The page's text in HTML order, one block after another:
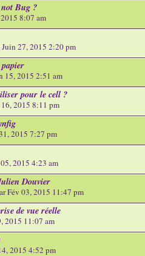
Bug ?
8:07 am
Juin 27, 2015 2:20 pm
15, 2015 2:51 am
pour le cell ?
2015 8:11 pm
2015 7:27 pm
2015 4:23 am
Douvier
Fév 03, 2015 11:47 pm
de vue réelle
2015 11:07 am
2015 4:52 pm